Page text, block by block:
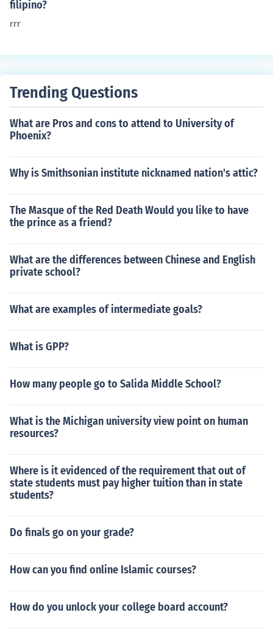
filipino?
rrr
Trending Questions
What are Pros and cons to attend to University of
Phoenix?
Why is Smithsonian institute nicknamed nation's attic?
The Masque of the Red Death Would you like to have
the prince as a friend?
What are the differences between Chinese and English
private school?
What are examples of intermediate goals?
What is GPP?
How many people go to Salida Middle School?
What is the Michigan university view point on human
resources?
Where is it evidenced of the requirement that out of
state students must pay higher tuition than in state
students?
Do finals go on your grade?
How can you find online Islamic courses?
How do you unlock your college board account?